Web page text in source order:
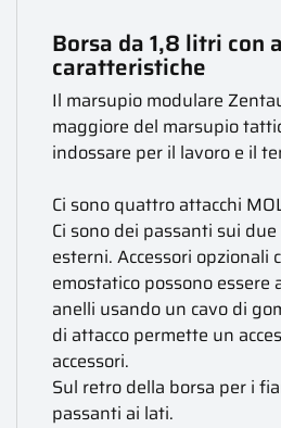
Borsa da 1,8 litri con
caratteristiche
Il marsupio modulare
maggiore del marsupio
indossare per il lavoro e il
Ci sono quattro attacchi
Ci sono dei passanti sui
esterni. Accessori opzionali
emostatico possono essere
anelli usando un cavo di
di attacco permette un
accessori.
Sul retro della borsa per i
passanti ai lati.